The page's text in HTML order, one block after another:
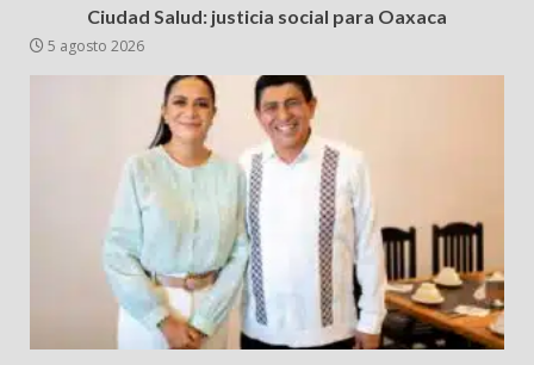
Ciudad Salud: justicia social para Oaxaca
5 agosto 2026